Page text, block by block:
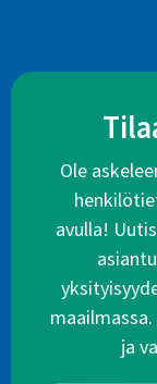
Ole
avulla!
ja